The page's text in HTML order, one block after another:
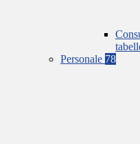
Personale 78